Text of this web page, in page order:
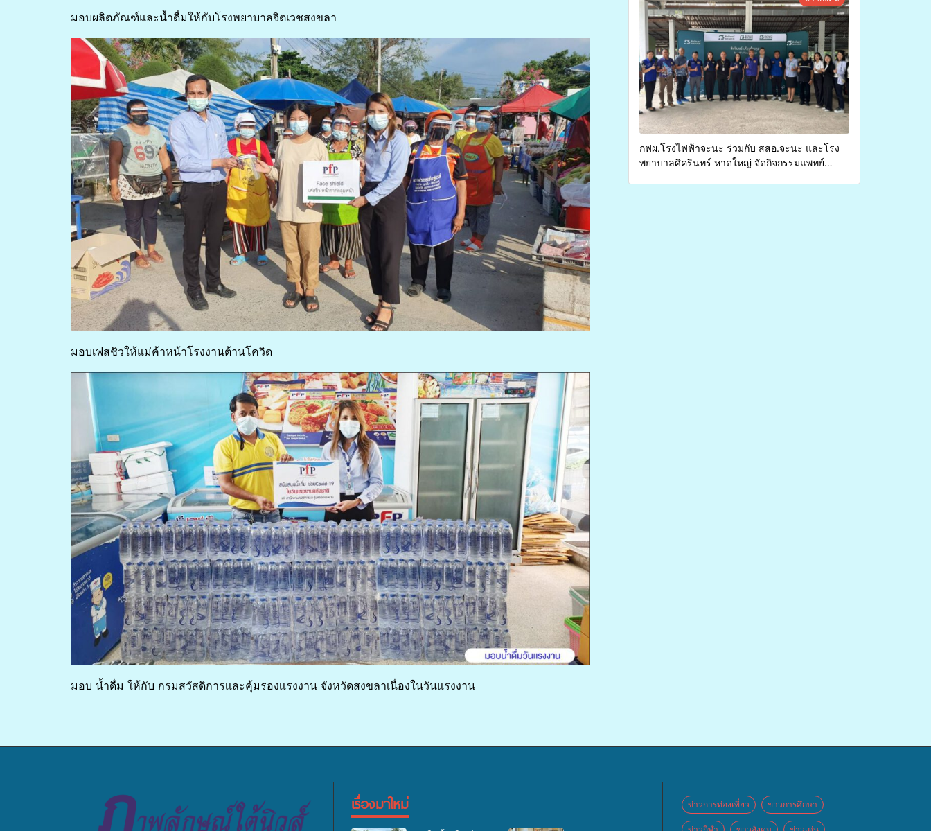
มอบผลิตภัณฑ์และน้ำดื่มให้กับโรงพยาบาลจิตเวชสงขลา
มอบเฟสชิวให้แม่ค้าหน้าโรงงานต้านโควิด
มอบ น้ำดื่ม ให้กับ กรมสวัสดิการเเละคุ้มรองเเรงงาน จังหวัดสงขลาเนื่องในวันแรงงาน
กฟผ.โรงไฟฟ้าจะนะ ร่วมกับ สสอ.จะนะ และโรง
พยาบาลศิครินทร์ หาดใหญ่ จัดกิจกรรมแพทย์
เรื่องมาใหม่ ข่าวการท่องเที่ยว ข่าวการศึกษา